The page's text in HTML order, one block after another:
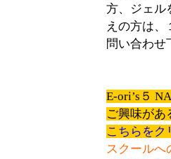
方、ジェル
えの方は
問い合わせ
E-ori’s５
ご興味があ
こちらをク
スクールへ